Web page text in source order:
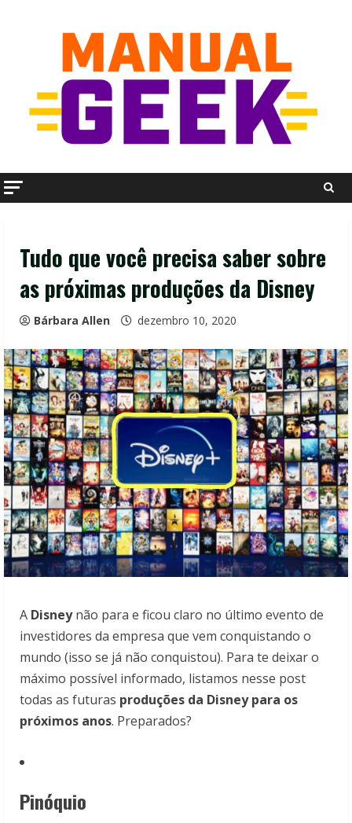
Tudo que você precisa saber sobre
as próximas produções da Disney
Bárbara Allen dezembro 10, 2020
A Disneynão para e ficou claro no último evento de
investidores da empresa que vem conquistando o
mundo (isso se já não conquistou). Para te deixar o
máximo possível informado, listamos nesse post
todas as futuras produções da Disney para os
próximos anos. Preparados?
Pinóquio